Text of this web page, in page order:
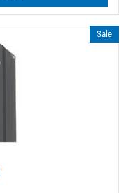
Sale